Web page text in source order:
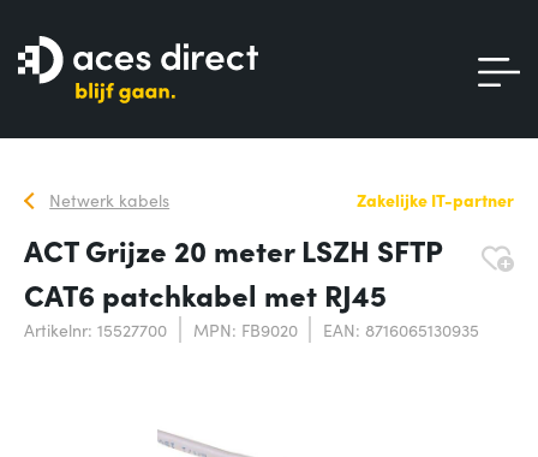
Netwerk kabels Zakelijke IT-partner
ACT Grijze 20 meter LSZH SFTP
CAT6 patchkabel met RJ45
Artikelnr: 15527700 MPN: FB9020 EAN: 8716065130935